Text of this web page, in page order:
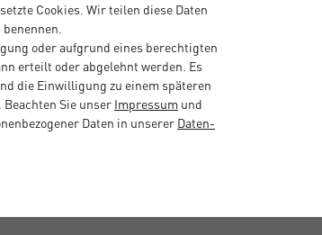
Cookies. Wir teilen diese Daten
oder aufgrund eines berechtigten
erteilt oder abgelehnt werden. Es
die Einwilligung zu einem späteren
Sie unser Impressum und
Daten in unserer Daten­